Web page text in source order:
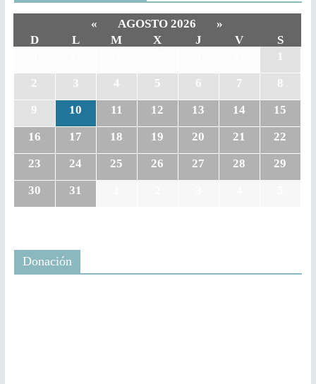
« AGOSTO 2026
»
D
L M X J V
S
1
2
3 4 5 6 7
8
9
10 11 12 13 14
15
16
17 18 19 20 21
22
23
24 25 26 27 28
29
30
31
Donación